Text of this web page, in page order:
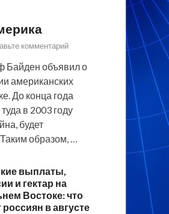
комментарий
объявил о
американских
До конца года
в 2003 году
будет
образом, …
выплаты,
и гектар на
Востоке: что
россиян в августе